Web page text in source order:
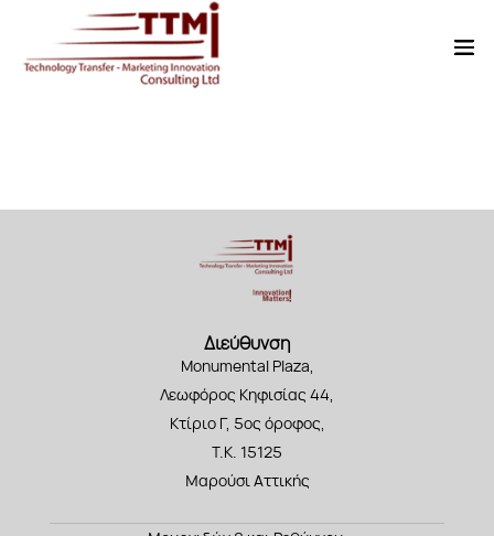
Διεύθυνση
Monumental Plaza,
Λεωφόρος Κηφισίας 44,
Κτίριο Γ, 5ος όροφος,
Τ.Κ. 15125
Μαρούσι Αττικής